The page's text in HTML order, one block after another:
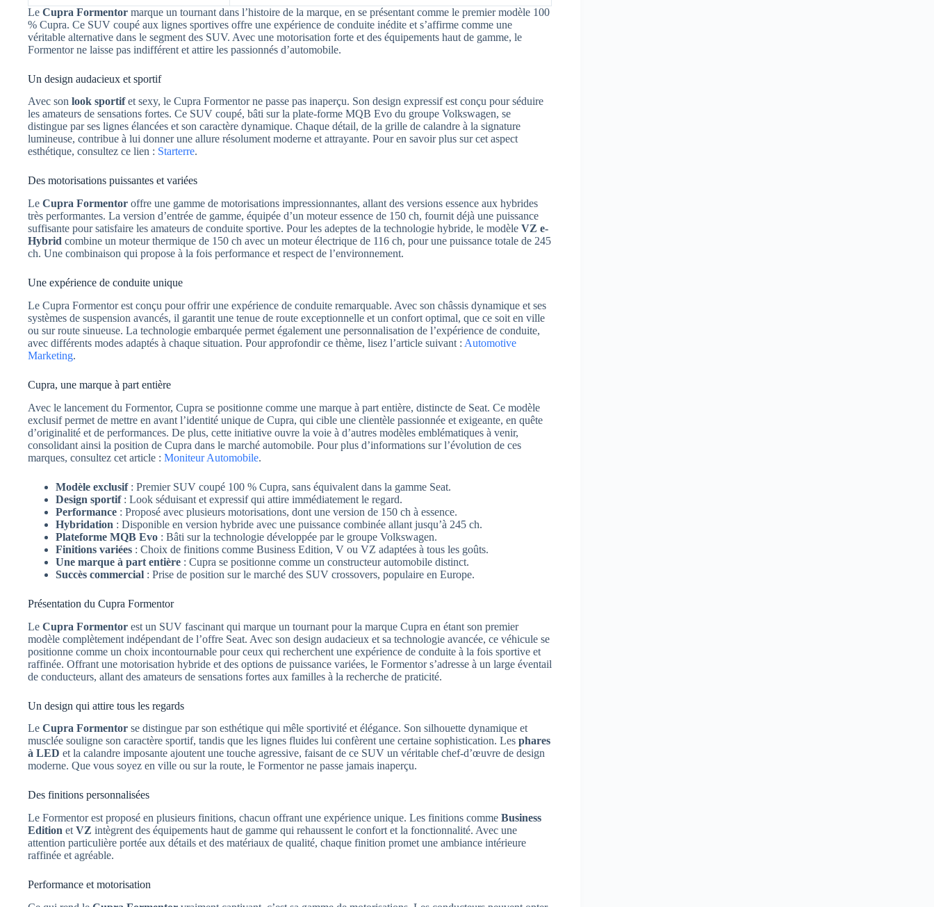
Le Cupra Formentor marque un tournant dans l’histoire de la marque, en se présentant comme le premier modèle 100
% Cupra. Ce SUV coupé aux lignes sportives offre une expérience de conduite inédite et s’affirme comme une
véritable alternative dans le segment des SUV. Avec une motorisation forte et des équipements haut de gamme, le
Formentor ne laisse pas indifférent et attire les passionnés d’automobile.
Un design audacieux et sportif
Avec son look sportifet sexy, le Cupra Formentor ne passe pas inaperçu. Son design expressif est conçu pour séduire
les amateurs de sensations fortes. Ce SUV coupé, bâti sur la plate-forme MQB Evo du groupe Volkswagen, se
distingue par ses lignes élancées et son caractère dynamique. Chaque détail, de la grille de calandre à la signature
lumineuse, contribue à lui donner une allure résolument moderne et attrayante. Pour en savoir plus sur cet aspect
esthétique, consultez ce lien : Starterre.
Des motorisations puissantes et variées
Le Cupra Formentor offre une gamme de motorisations impressionnantes, allant des versions essence aux hybrides
très performantes. La version d’entrée de gamme, équipée d’un moteur essence de 150 ch, fournit déjà une puissance
suffisante pour satisfaire les amateurs de conduite sportive. Pour les adeptes de la technologie hybride, le modèle VZ e-
Hybrid combine un moteur thermique de 150 ch avec un moteur électrique de 116 ch, pour une puissance totale de 245
ch. Une combinaison qui propose à la fois performance et respect de l’environnement.
Une expérience de conduite unique
Le Cupra Formentor est conçu pour offrir une expérience de conduite remarquable. Avec son châssis dynamique et ses
systèmes de suspension avancés, il garantit une tenue de route exceptionnelle et un confort optimal, que ce soit en ville
ou sur route sinueuse. La technologie embarquée permet également une personnalisation de l’expérience de conduite,
avec différents modes adaptés à chaque situation. Pour approfondir ce thème, lisez l’article suivant : Automotive
Marketing.
Cupra, une marque à part entière
Avec le lancement du Formentor, Cupra se positionne comme une marque à part entière, distincte de Seat. Ce modèle
exclusif permet de mettre en avant l’identité unique de Cupra, qui cible une clientèle passionnée et exigeante, en quête
d’originalité et de performances. De plus, cette initiative ouvre la voie à d’autres modèles emblématiques à venir,
consolidant ainsi la position de Cupra dans le marché automobile. Pour plus d’informations sur l’évolution de ces
marques, consultez cet article : Moniteur Automobile.
Modèle exclusif: Premier SUV coupé 100 % Cupra, sans équivalent dans la gamme Seat.
Design sportif: Look séduisant et expressif qui attire immédiatement le regard.
Performance : Proposé avec plusieurs motorisations, dont une version de 150 ch à essence.
Hybridation : Disponible en version hybride avec une puissance combinée allant jusqu’à 245 ch.
Plateforme MQB Evo : Bâti sur la technologie développée par le groupe Volkswagen.
Finitions variées : Choix de finitions comme Business Edition, V ou VZ adaptées à tous les goûts.
Une marque à part entière : Cupra se positionne comme un constructeur automobile distinct.
Succès commercial : Prise de position sur le marché des SUV crossovers, populaire en Europe.
Présentation du Cupra Formentor
Le Cupra Formentor est un SUV fascinant qui marque un tournant pour la marque Cupra en étant son premier
modèle complètement indépendant de l’offre Seat. Avec son design audacieux et sa technologie avancée, ce véhicule se
positionne comme un choix incontournable pour ceux qui recherchent une expérience de conduite à la fois sportive et
raffinée. Offrant une motorisation hybride et des options de puissance variées, le Formentor s’adresse à un large éventail
de conducteurs, allant des amateurs de sensations fortes aux familles à la recherche de praticité.
Un design qui attire tous les regards
Le Cupra Formentor se distingue par son esthétique qui mêle sportivité et élégance. Son silhouette dynamique et
musclée souligne son caractère sportif, tandis que les lignes fluides lui confèrent une certaine sophistication. Les phares
à LED et la calandre imposante ajoutent une touche agressive, faisant de ce SUV un véritable chef-d’œuvre de design
moderne. Que vous soyez en ville ou sur la route, le Formentor ne passe jamais inaperçu.
Des finitions personnalisées
Le Formentor est proposé en plusieurs finitions, chacun offrant une expérience unique. Les finitions comme Business
Edition et VZ intègrent des équipements haut de gamme qui rehaussent le confort et la fonctionnalité. Avec une
attention particulière portée aux détails et des matériaux de qualité, chaque finition promet une ambiance intérieure
raffinée et agréable.
Performance et motorisation